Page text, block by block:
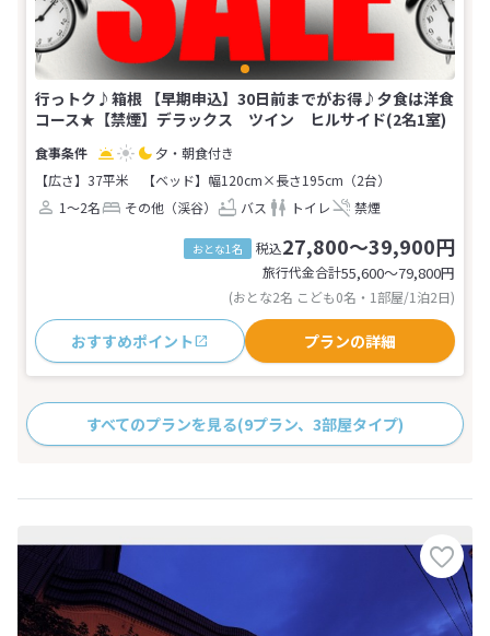
行っトク♪箱根 【早期申込】30日前までがお得♪夕食は洋食
コース★【禁煙】デラックス ツイン ヒルサイド(2名1室)
夕・朝食付き
【広さ】37平米
【ベッド】幅120cm×長さ195cm（2台）
1～2名
その他（渓谷） バス トイレ 禁煙
おとな1名 税込27,800～39,900円
旅行代金合計55,600〜79,800円
(おとな2名 こども0名・1部屋/1泊2日)
おすすめポイント プランの詳細
すべてのプランを見る(9プラン、3部屋タイプ)